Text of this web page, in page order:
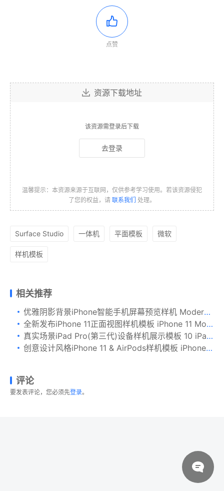
点赞
资源下载地址
该资源需登录后下载
去登录
温馨提示：本资源来源于互联网，仅供参考学习使用。若该资源侵犯
了您的权益，请 联系我们 处理。
Surface Studio 一体机 平面模板 微软
样机模板
相关推荐
优雅阴影背景iPhone智能手机屏幕预览样机 Modern Mobile Mockups
全新发布iPhone 11正面视图样机模板 iPhone 11 Mockup Generator
真实场景iPad Pro(第三代)设备样机展示模板 10 iPad Pro (3rd Generation) Mockups
创意设计风格iPhone 11 & AirPods样机模板 iPhone 11 & AirPods Mockup
评论
要发表评论，您必须先登录。